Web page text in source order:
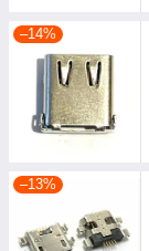
–14%
–13%